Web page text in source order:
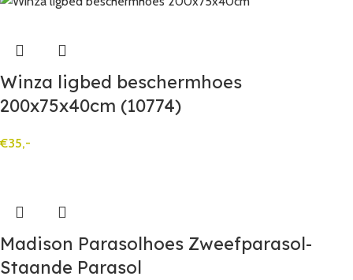
Winza ligbed beschermhoes
200x75x40cm (10774)
€35,-
Madison Parasolhoes Zweefparasol-
Staande Parasol